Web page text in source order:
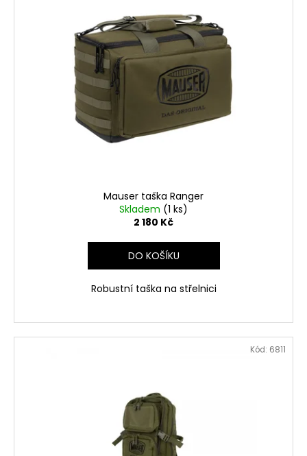
Mauser taška Ranger
Skladem (1 ks)
2 180 Kč
DO KOŠÍKU
Robustní taška na střelnici
Kód: 6811